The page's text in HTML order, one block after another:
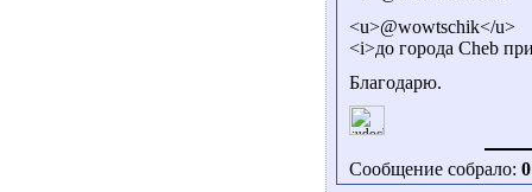
<u>@wowtschik</u>
<i>до города Cheb
Благодарю.
Сообщение собрало: 0